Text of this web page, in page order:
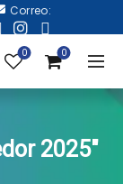
Correo:
0 0
2025"